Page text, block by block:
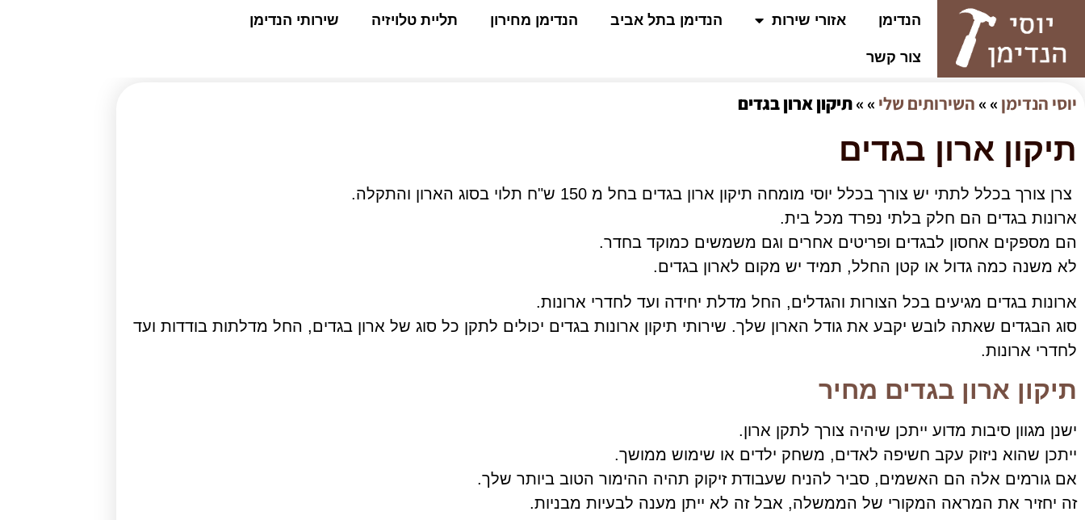
הנדימן אזורי שירות הנדימן בתל אביב הנדימן מחירון תליית טלויזיה שירותי הנדימן
צור קשר
יוסי הנדימן » » השירותים שלי » »תיקון ארון בגדים
תיקון ארון בגדים
צרן צורך בכלל לתתי יש צורך בכלל יוסי מומחה תיקון ארון בגדים בחל מ 150 ש"ח תלוי בסוג הארון והתקלה.
ארונות בגדים הם חלק בלתי נפרד מכל בית.
הם מספקים אחסון לבגדים ופריטים אחרים וגם משמשים כמוקד בחדר.
לא משנה כמה גדול או קטן החלל, תמיד יש מקום לארון בגדים.
ארונות בגדים מגיעים בכל הצורות והגדלים, החל מדלת יחידה ועד לחדרי ארונות.
סוג הבגדים שאתה לובש יקבע את גודל הארון שלך. שירותי תיקון ארונות בגדים יכולים לתקן כל סוג של ארון בגדים, החל מדלתות בודדות ועד
לחדרי ארונות.
תיקון ארון בגדים מחיר
ישנן מגוון סיבות מדוע ייתכן שיהיה צורך לתקן ארון.
ייתכן שהוא ניזוק עקב חשיפה לאדים, משחק ילדים או שימוש ממושך.
אם גורמים אלה הם האשמים, סביר להניח שעבודת זיקוק תהיה ההימור הטוב ביותר שלך.
זה יחזיר את המראה המקורי של הממשלה, אבל זה לא ייתן מענה לבעיות מבניות.